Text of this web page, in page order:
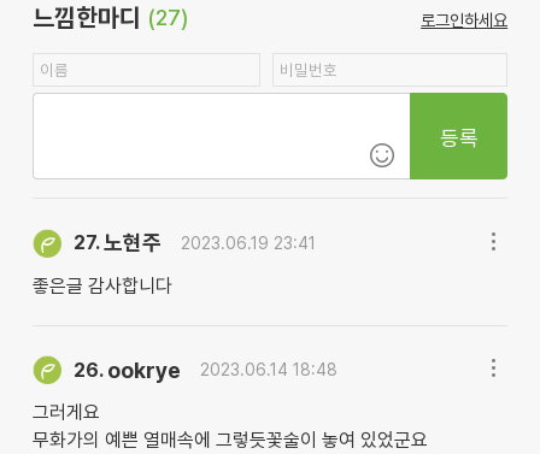
느낌한마디 (27) 로그인하세요
등록
27.노현주 2023.06.19 23:41
좋은글 감사합니다
26. ookrye 2023.06.14 18:48
그러게요
무화가의 예쁜 열매속에 그렇듯꽃술이 놓여 있었군요